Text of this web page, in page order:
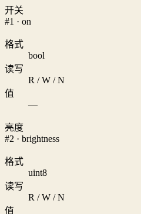
开关
#1 · on
格式
bool
读写
R / W / N
值
—
亮度
#2 · brightness
格式
uint8
读写
R / W / N
值